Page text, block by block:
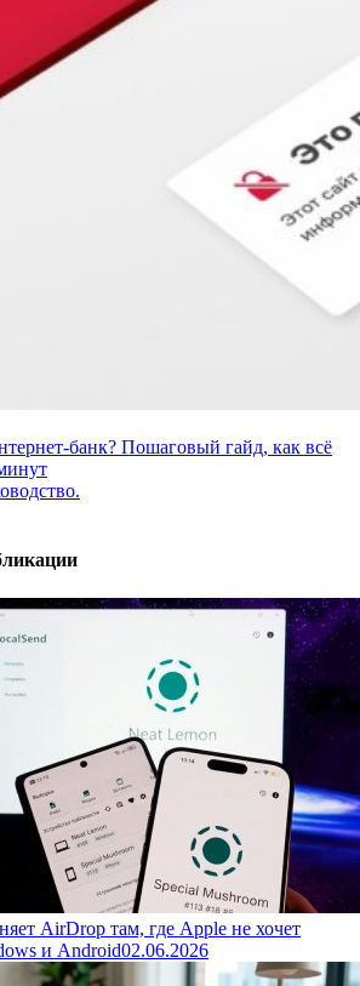
банк? Пошаговый гайд, как всё
AirDrop там, где Apple не хочет
и Android02.06.2026